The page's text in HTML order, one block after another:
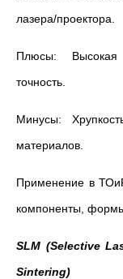
лазера/проектора.
Плюсы: Высокая
точность.
Минусы:
материалов.
Применение в
компоненты,
SLM (Selective
Sintering)